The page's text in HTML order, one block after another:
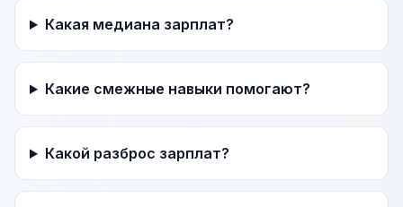
Какая медиана зарплат?
Какие смежные навыки помогают?
Какой разброс зарплат?